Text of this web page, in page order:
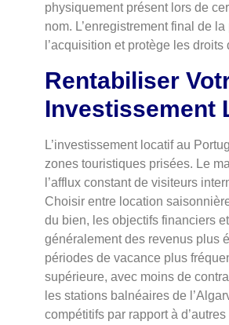
physiquement présent lors de
nom. L’enregistrement final de
l’acquisition et protège les
Rentabiliser
Investissement
L’investissement locatif au
zones touristiques prisées. Le
l’afflux constant de visiteurs
Choisir entre location
du bien, les objectifs financiers
généralement des revenus plus
périodes de vacance plus
supérieure, avec moins de
les stations balnéaires de
compétitifs par rapport à